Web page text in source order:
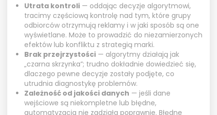
Utrata kontroli — oddając decyzje algorytmowi,
tracimy częściową kontrolę nad tym, które grupy
odbiorców otrzymują reklamy i w jaki sposób są one
wyświetlane. Może to prowadzić do niezamierzonych
efektów lub konfliktu z strategią marki.
Brak przejrzystości — algorytmy działają jak
„czarna skrzynka”; trudno dokładnie dowiedzieć się,
dlaczego pewne decyzje zostały podjęte, co
utrudnia diagnostykę problemów.
Zależność od jakości danych — jeśli dane
wejściowe są niekompletne lub błędne,
automatyzacja nie zadziała poprawnie. Błędne